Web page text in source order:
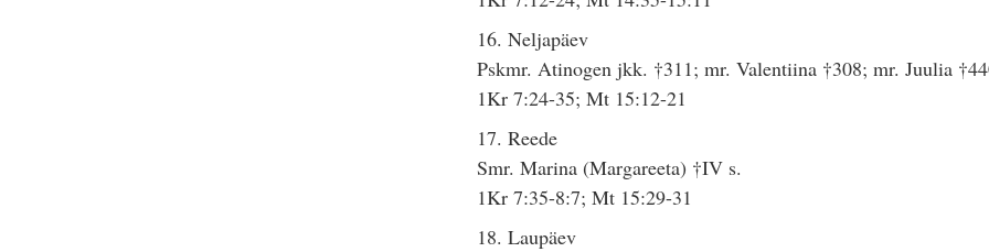
16. Neljapäev
Pskmr. Atinogen jkk. †311; mr. Valentiina †308; mr. Juulia
1Kr 7:24-35; Mt 15:12-21
17. Reede
Smr. Marina (Margareeta) †IV s.
1Kr 7:35-8:7; Mt 15:29-31
18. Laupäev